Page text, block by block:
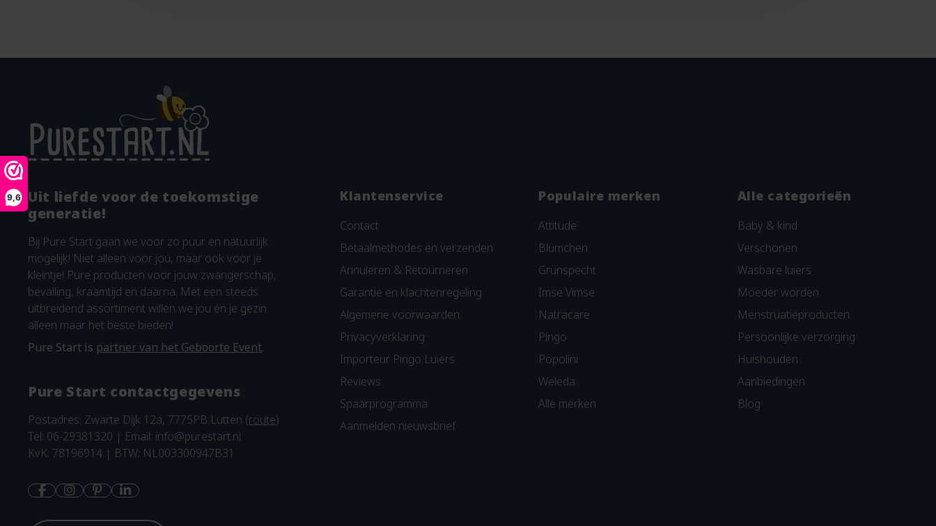
9,6
Uit liefde voor de toekomstige
generatie!
Bij Pure Start gaan we voor zo puur en natuurlijk
mogelijk! Niet alleen voor jou, maar ook voor je
kleintje! Pure producten voor jouw zwangerschap,
bevalling, kraamtijd en daarna. Met een steeds
uitbreidend assortiment willen we jou én je gezin
alleen maar het beste bieden!
Pure Start is partner van het Geboorte Event.
Pure Start contactgegevens
Postadres: Zwarte Dijk 12a, 7775PB Lutten (route)
Tel: 06-29381320 | Email: info@purestart.nl
KvK: 78196914 | BTW: NL003300947B31
Klantenservice
Contact
Betaalmethodes en verzenden
Annuleren & Retourneren
Garantie en klachtenregeling
Algemene voorwaarden
Privacyverklaring
Importeur Pingo Luiers
Reviews
Spaarprogramma
Aanmelden nieuwsbrief
Populaire merken
Attitude
Blümchen
Grünspecht
Imse Vimse
Natracare
Pingo
Popolini
Weleda
Alle merken
Alle categorieën
Baby & kind
Verschonen
Wasbare luiers
Moeder worden
Menstruatieproducten
Persoonlijke verzorging
Huishouden
Aanbiedingen
Blog